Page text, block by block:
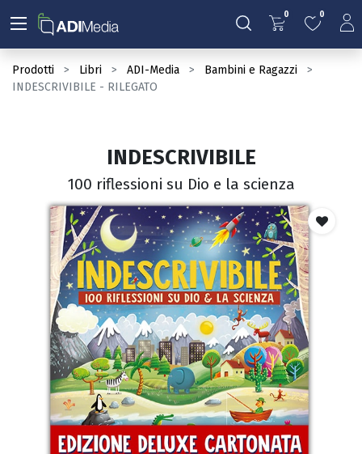
0 0
Prodotti Libri ADI-Media
Bambini e Ragazzi
INDESCRIVIBILE - RILEGATO
INDESCRIVIBILE
100 riflessioni su Dio e la scienza